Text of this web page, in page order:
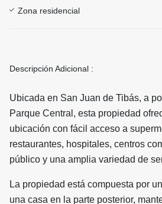
Zona residencial
Descripción Adicional :
Ubicada en San Juan de Tibás, a
Parque Central, esta propiedad
ubicación con fácil acceso a
restaurantes, hospitales, centros
público y una amplia variedad de
La propiedad está compuesta por
una casa en la parte posterior,